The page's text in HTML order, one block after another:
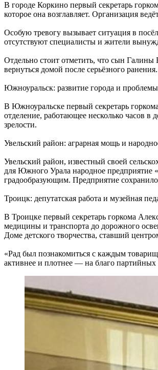
В городе Коркино первый секретарь
которое она возглавляет. Организация
Особую тревогу вызывает ситуация в
отсутствуют специалисты и жители
Отдельно стоит отметить, что сын
вернуться домой после серьёзного ранения.
Южноуральск: развитие города и
В Южноуральске первый секретарь
отделение, работающее несколько часов
зрелости.
Увельский район: аграрная мощь и
Увельский район, известный своей
для Южного Урала народное предприятие
градообразующим. Предприятие
Троицк: депутатская работа и музейная
В Троицке первый секретарь горкома
медицины и транспорта до дорожного
Доме детского творчества, ставший
«Рад был познакомиться с каждым
активнее и плотнее — на благо